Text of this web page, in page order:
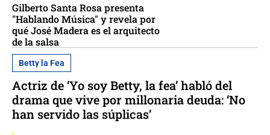
Gilberto Santa Rosa presenta
"Hablando Música" y revela por
qué José Madera es el arquitecto
de la salsa
Betty la Fea
Actriz de ‘Yo soy Betty, la fea’ habló del
drama que vive por millonaria deuda: ‘No
han servido las súplicas’